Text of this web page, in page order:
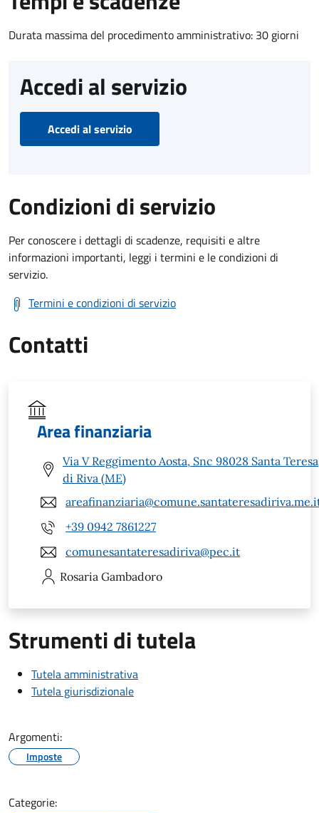
Durata massima del procedimento amministrativo: 30 giorni
Accedi al servizio
Accedi al servizio
Condizioni di servizio
Per conoscere i dettagli di scadenze, requisiti e altre
informazioni importanti, leggi i termini e le condizioni di
servizio.
Termini e condizioni di servizio
Contatti
Area finanziaria
Via V Reggimento Aosta, Snc 98028 Santa Teresa
di Riva (ME)
+39 0942 7861227
comunesantateresadiriva@pec.it
Rosaria Gambadoro
Strumenti di tutela
Tutela amministrativa
Tutela giurisdizionale
Argomenti:
Imposte
Categorie: